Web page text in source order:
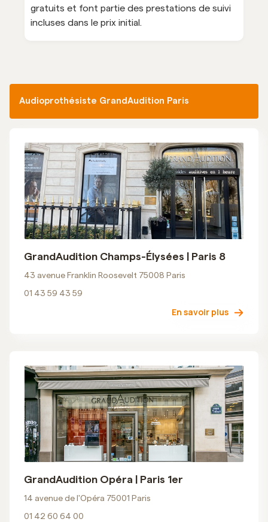
gratuits et font partie des prestations de suivi
incluses dans le prix initial.
Audioprothésiste GrandAudition Paris
GrandAudition Champs-Élysées | Paris 8
43 avenue Franklin Roosevelt 75008 Paris
01 43 59 43 59
En savoir plus
GrandAudition Opéra | Paris 1er
14 avenue de l'Opéra 75001 Paris
01 42 60 64 00